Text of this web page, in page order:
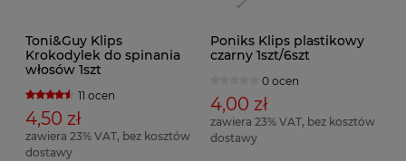
Toni&Guy Klips
Krokodylek do spinania
włosów 1szt
11 ocen
4,50 zł
zawiera 23% VAT, bez kosztów
dostawy
Poniks Klips plastikowy
czarny 1szt/6szt
0 ocen
4,00 zł
zawiera 23% VAT, bez kosztów
dostawy